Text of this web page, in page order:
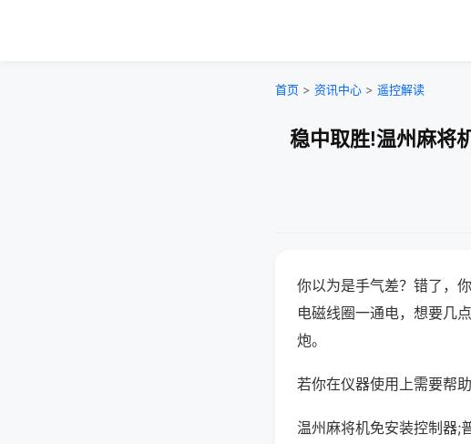
首页 > 资讯中心 > 遥控解读
稳中取胜!温州麻将
你以为是手气差？错了，
电磁线圈一通电，想要几
炮。
若你在仪器使用上需要帮
温州麻将机免安装控制器;